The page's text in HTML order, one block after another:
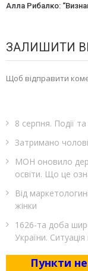
Алла Рибалко:
ЗАЛИШИТИ
Щоб відправити
8 серпня. Події
Затримано
МОН оновило
освіти. Що це
Від
жінки
1626-та доба
України.
Пункти